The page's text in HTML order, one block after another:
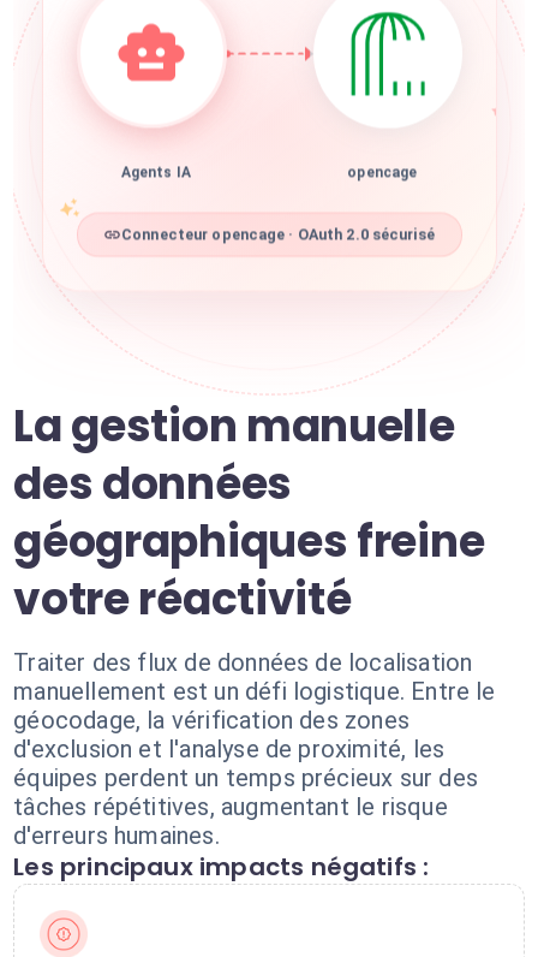
Agents IA opencage
Connecteur opencage · OAuth 2.0 sécurisé
La gestion manuelle
des données
géographiques freine
votre réactivité
Traiter des flux de données de localisation
manuellement est un défi logistique. Entre le
géocodage, la vérification des zones
d'exclusion et l'analyse de proximité, les
équipes perdent un temps précieux sur des
tâches répétitives, augmentant le risque
d'erreurs humaines.
Les principaux impacts négatifs :